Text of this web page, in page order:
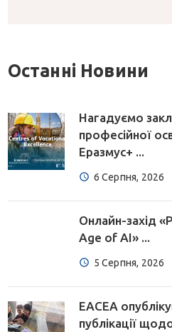
Останні Новини
Нагадуємо
професійної
Еразмус+ ...
6 Серпня, 2026
Онлайн-захід
Age of AI» ...
5 Серпня, 2026
EACEA
публікації